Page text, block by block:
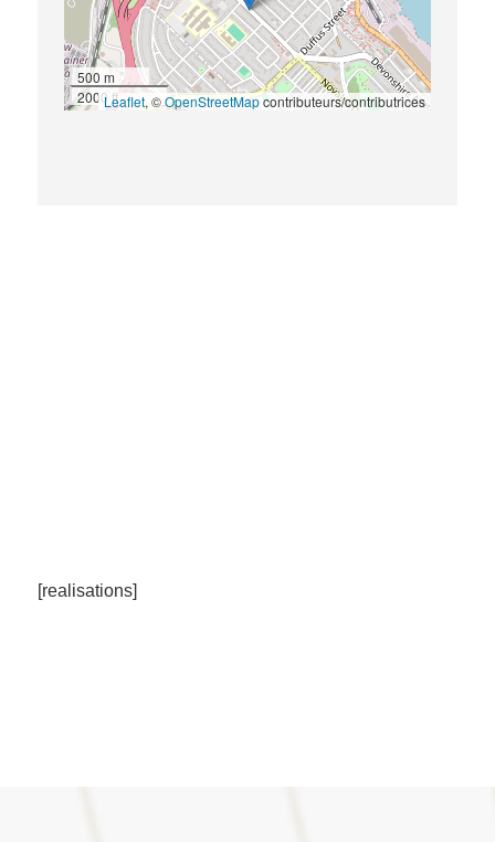
500 m
2000 ftLeaflet, ©OpenStreetMapcontributeurs/contributrices
[realisations]